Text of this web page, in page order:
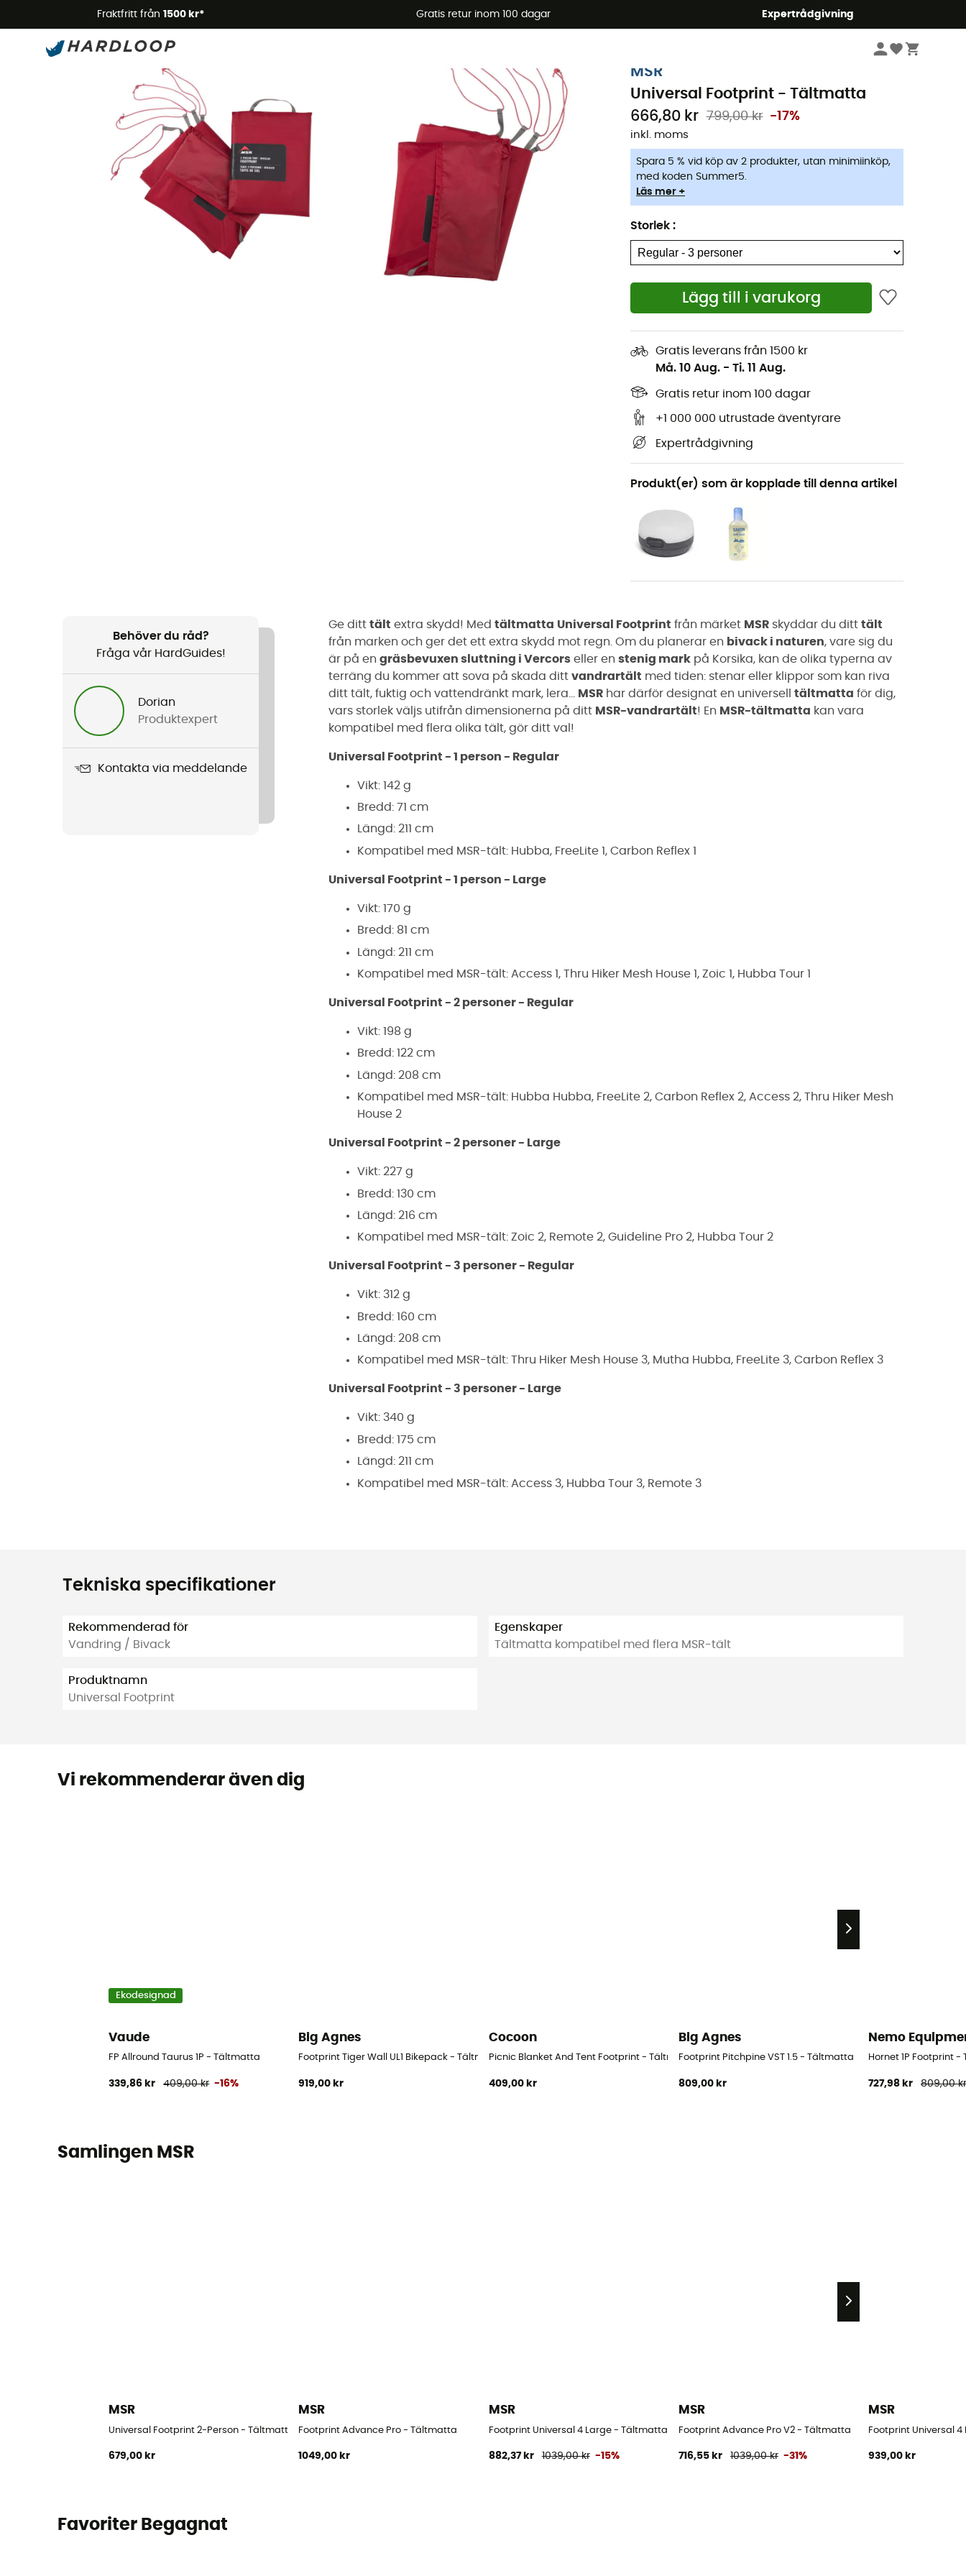
Fraktfritt från 1500 kr* Gratis retur inom 100 dagar Expertrådgivning
Sommarerbjudanden 🔥 -5 % EXTRA vid köp av 2 produkter* kod Summer5
MSR
Universal Footprint - Tältmatta
666,80 kr 799,00 kr -17%
inkl. moms
Spara 5 % vid köp av 2 produkter, utan minimiinköp,
med koden Summer5.
Läs mer +
Storlek :
Lägg till i varukorg
Gratis leverans från 1500 kr
Må. 10 Aug. - Ti. 11 Aug.
Gratis retur inom 100 dagar
+1 000 000 utrustade äventyrare
Expertrådgivning
Produkt(er) som är kopplade till denna artikel
Behöver du råd?
Fråga vår HardGuides!
Dorian
Produktexpert
Kontakta via meddelande
Ge ditt tält extra skydd! Med tältmatta Universal Footprint från märket MSR skyddar du ditt tält
från marken och ger det ett extra skydd mot regn. Om du planerar en bivack i naturen, vare sig du
är på en gräsbevuxen sluttning i Vercors eller en stenig mark på Korsika, kan de olika typerna av
terräng du kommer att sova på skada ditt vandrartält med tiden: stenar eller klippor som kan riva
ditt tält, fuktig och vattendränkt mark, lera... MSR har därför designat en universell tältmatta för dig,
vars storlek väljs utifrån dimensionerna på ditt MSR-vandrartält! En MSR-tältmatta kan vara
kompatibel med flera olika tält, gör ditt val!
Universal Footprint - 1 person - Regular
Vikt: 142 g
Bredd: 71 cm
Längd: 211 cm
Kompatibel med MSR-tält: Hubba, FreeLite 1, Carbon Reflex 1
Universal Footprint - 1 person - Large
Vikt: 170 g
Bredd: 81 cm
Längd: 211 cm
Kompatibel med MSR-tält: Access 1, Thru Hiker Mesh House 1, Zoic 1, Hubba Tour 1
Universal Footprint - 2 personer - Regular
Vikt: 198 g
Bredd: 122 cm
Längd: 208 cm
Kompatibel med MSR-tält: Hubba Hubba, FreeLite 2, Carbon Reflex 2, Access 2, Thru Hiker Mesh
House 2
Universal Footprint - 2 personer - Large
Vikt: 227 g
Bredd: 130 cm
Längd: 216 cm
Kompatibel med MSR-tält: Zoic 2, Remote 2, Guideline Pro 2, Hubba Tour 2
Universal Footprint - 3 personer - Regular
Vikt: 312 g
Bredd: 160 cm
Längd: 208 cm
Kompatibel med MSR-tält: Thru Hiker Mesh House 3, Mutha Hubba, FreeLite 3, Carbon Reflex 3
Universal Footprint - 3 personer - Large
Vikt: 340 g
Bredd: 175 cm
Längd: 211 cm
Kompatibel med MSR-tält: Access 3, Hubba Tour 3, Remote 3
Tekniska specifikationer
Rekommenderad för
Vandring / Bivack
Produktnamn
Universal Footprint
Egenskaper
Tältmatta kompatibel med flera MSR-tält
Vi rekommenderar även dig
Ekodesignad
Vaude
FP Allround Taurus 1P - Tältmatta
339,86 kr 409,00 kr -16%
Big Agnes
Footprint Tiger Wall UL1 Bikepack - Tältmatta
919,00 kr
Cocoon
Picnic Blanket And Tent Footprint - Tältmatta
409,00 kr
Big Agnes
Footprint Pitchpine VST 1.5 - Tältmatta
809,00 kr
Nemo
Hornet 1P Footprint
727,98 kr 809,00
Samlingen MSR
MSR
Universal Footprint 2-Person - Tältmatta
679,00 kr
MSR
Footprint Advance Pro - Tältmatta
1049,00 kr
MSR
Footprint Universal 4 Large - Tältmatta
882,37 kr 1039,00 kr -15%
MSR
Footprint Advance Pro V2 - Tältmatta
716,55 kr 1039,00 kr -31%
MSR
Footprint Universal
939,00 kr
Favoriter Begagnat